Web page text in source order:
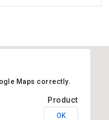
Maps correctly.
OK